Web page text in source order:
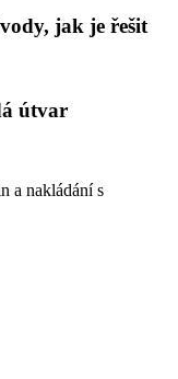
jak je řešit
útvar
a nakládání s